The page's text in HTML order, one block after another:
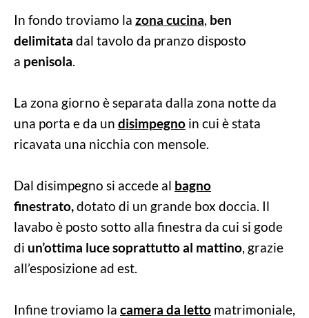
In fondo troviamo la zona cucina, ben
delimitata dal tavolo da pranzo disposto
a penisola.
La zona giorno è separata dalla zona notte da
una porta e da un disimpegno in cui è stata
ricavata una nicchia con mensole.
Dal disimpegno si accede al bagno
finestrato,dotato di un grande box doccia. Il
lavabo è posto sotto alla finestra da cui si gode
di un’ottima luce soprattutto al mattino, grazie
all’esposizione ad est.
Infine troviamo la camera da letto matrimoniale,